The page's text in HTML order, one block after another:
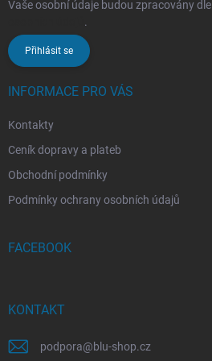
Vaše osobní údaje budou zpracovány dle
.
Přihlásit se
INFORMACE PRO VÁS
Kontakty
Ceník dopravy a plateb
Obchodní podmínky
Podmínky ochrany osobních údajů
FACEBOOK
KONTAKT
podpora@blu-shop.cz